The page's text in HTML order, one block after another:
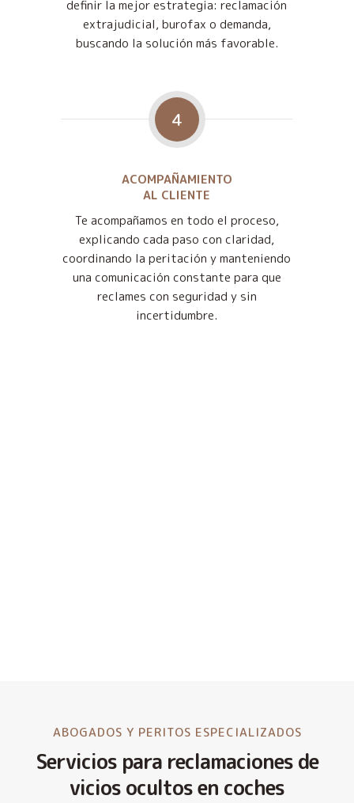
definir la mejor estrategia: reclamación
extrajudicial, burofax o demanda,
buscando la solución más favorable.
4
ACOMPAÑAMIENTO
AL CLIENTE
Te acompañamos en todo el proceso,
explicando cada paso con claridad,
coordinando la peritación y manteniendo
una comunicación constante para que
reclames con seguridad y sin
incertidumbre.
ABOGADOS Y PERITOS ESPECIALIZADOS
Servicios para reclamaciones de
vicios ocultos en coches